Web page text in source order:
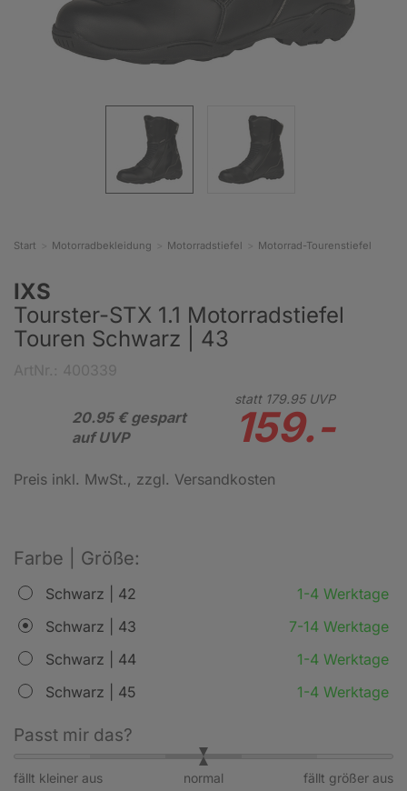
Start Motorradbekleidung Motorradstiefel Motorrad-Tourenstiefel
IXS
Tourster-STX 1.1 Motorradstiefel
Touren Schwarz | 43
20.95 € gespart
auf UVP
statt 179.95UVP
159.-
Preis inkl. MwSt., zzgl. Versandkosten
Farbe | Größe:
Schwarz | 42
1-4 Werktage
Schwarz | 43
7-14 Werktage
Schwarz | 44
1-4 Werktage
Schwarz | 45
1-4 Werktage
Passt mir das?
fällt kleiner aus fällt größer aus
normal